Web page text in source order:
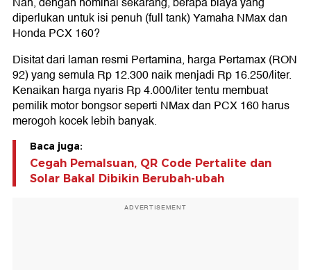
diperlukan untuk isi penuh (full tank) Yamaha NMax dan
Honda PCX 160?
Disitat dari laman resmi Pertamina, harga Pertamax (RON
92) yang semula Rp 12.300 naik menjadi Rp 16.250/liter.
Kenaikan harga nyaris Rp 4.000/liter tentu membuat
pemilik motor bongsor seperti NMax dan PCX 160 harus
merogoh kocek lebih banyak.
Baca juga:
Cegah Pemalsuan, QR Code Pertalite dan
Solar Bakal Dibikin Berubah-ubah
ADVERTISEMENT